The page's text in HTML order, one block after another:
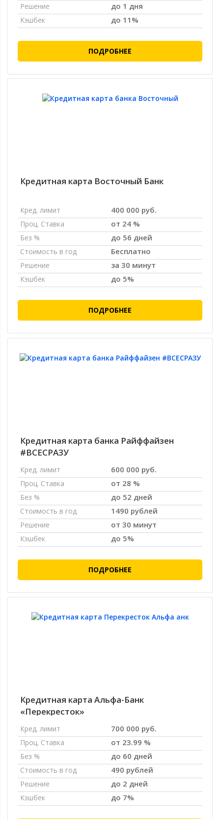
Решение до 1 дня
Кэшбек до 11%
ПОДРОБНЕЕ
Кредитная карта Восточный Банк
Кред. лимит 400 000 руб.
Проц. Ставка от 24 %
Без % до 56 дней
Стоимость в год Бесплатно
Решение за 30 минут
Кэшбек до 5%
ПОДРОБНЕЕ
Кредитная карта банка Райффайзен
#ВСЕСРАЗУ
Кред. лимит 600 000 руб.
Проц. Ставка от 28 %
Без % до 52 дней
Стоимость в год 1490 рублей
Решение от 30 минут
Кэшбек до 5%
ПОДРОБНЕЕ
Кредитная карта Альфа-Банк
«Перекресток»
Кред. лимит 700 000 руб.
Проц. Ставка от 23.99 %
Без % до 60 дней
Стоимость в год 490 рублей
Решение до 2 дней
Кэшбек до 7%